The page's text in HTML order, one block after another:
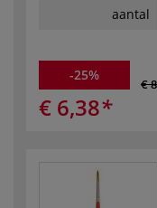
aantal
-25%
€
€ 6,38